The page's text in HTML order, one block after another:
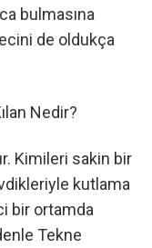
bulmasına
de oldukça
Nedir?
Kimileri sakin bir
kutlama
bir ortamda
Tekne